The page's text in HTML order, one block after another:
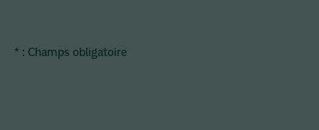
* : Champs obligatoire